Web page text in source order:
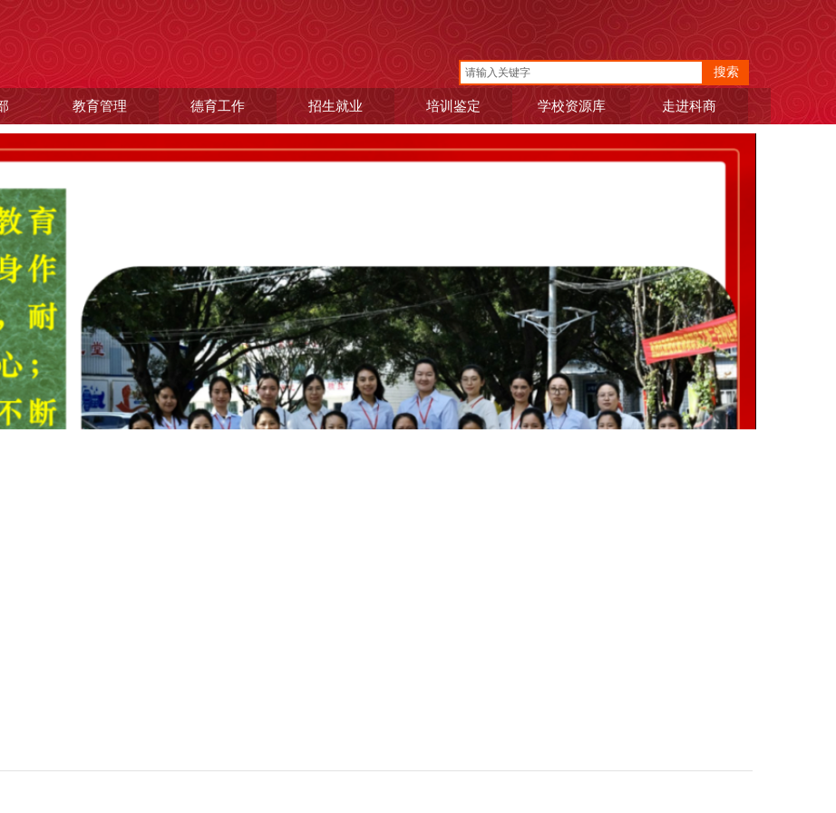
教育管理 德育工作 招生就业 培训鉴定 学校资源库 走进科商
搜索